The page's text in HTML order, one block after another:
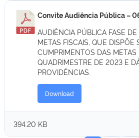
Convite Audiência Pública –
AUDIÊNCIA PÚBLICA FASE
METAS FISCAIS, QUE DISPÕE
CUMPRIMENTOS DAS METAS
QUADRIMESTRE DE 2023 E
PROVIDÊNCIAS.
Download
394.20 KB